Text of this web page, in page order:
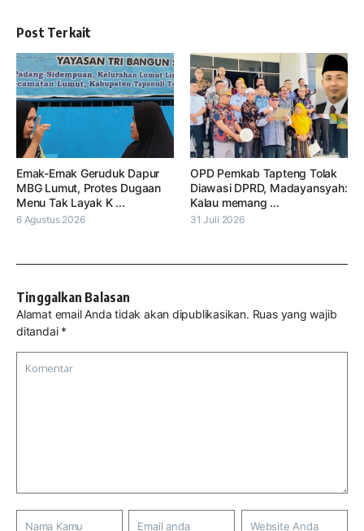
Post Terkait
Emak-Emak Geruduk Dapur
MBG Lumut, Protes Dugaan
Menu Tak Layak K ...
6 Agustus 2026
OPD Pemkab Tapteng Tolak
Diawasi DPRD, Madayansyah:
Kalau memang ...
31 Juli 2026
Tinggalkan Balasan
Alamat email Anda tidak akan dipublikasikan. Ruas yang wajib
ditandai *